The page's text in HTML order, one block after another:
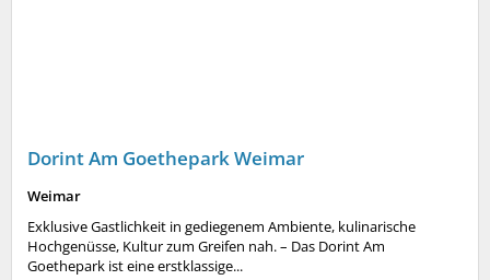
Dorint Am Goethepark Weimar
Weimar
Exklusive Gastlichkeit in gediegenem Ambiente, kulinarische
Hochgenüsse, Kultur zum Greifen nah. – Das Dorint Am
Goethepark ist eine erstklassige...